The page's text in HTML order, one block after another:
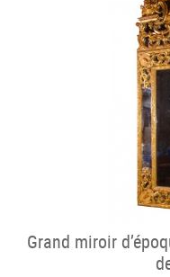
Grand miroir